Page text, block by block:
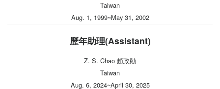
Taiwan
Aug. 1, 1999~May 31, 2002
歷年助理(Assistant)
Z. S. Chao 趙政勛
Taiwan
Aug. 6, 2024~April 30, 2025